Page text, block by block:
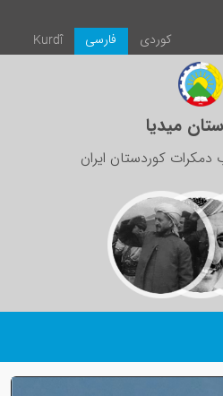
Kurdî
فارسی كوردی
میدیا
کوردستان ایران